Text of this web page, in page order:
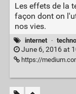
Les effets de la
façon dont on
nos vies.
internet · techno
June 6, 2016 at
https://medium.com/swlh/how-